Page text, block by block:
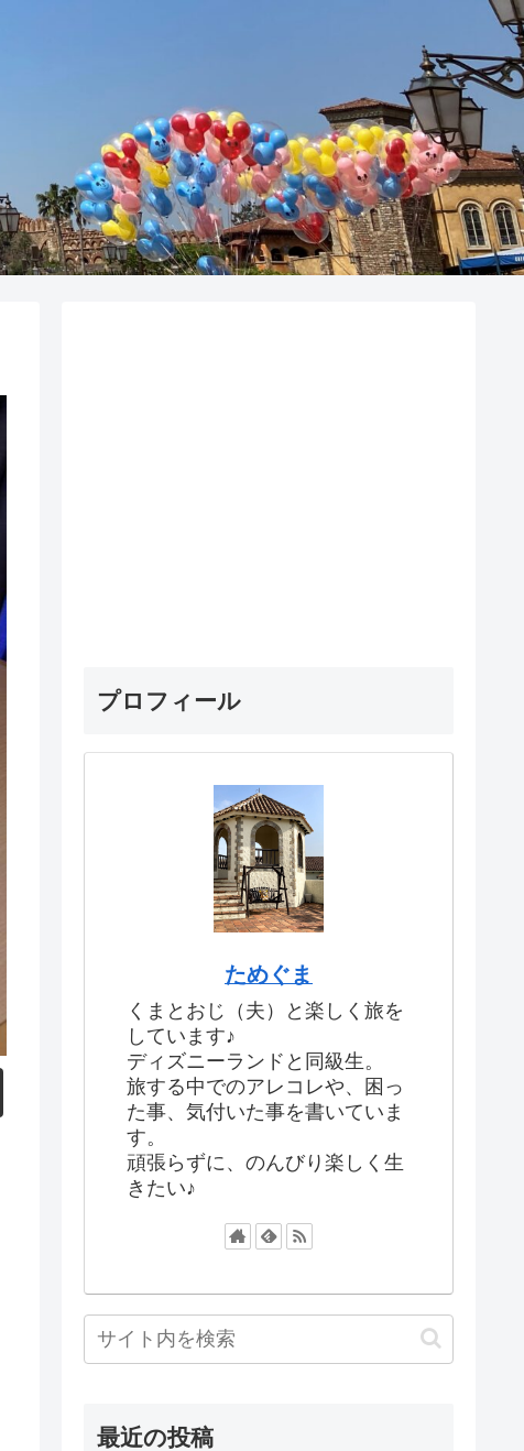
プロフィール
ためぐま
くまとおじ（夫）と楽しく旅を
しています♪
ディズニーランドと同級生。
旅する中でのアレコレや、困っ
た事、気付いた事を書いていま
す。
頑張らずに、のんびり楽しく生
きたい♪
最近の投稿